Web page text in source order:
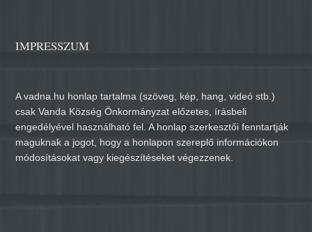
IMPRESSZUM
A vadna.hu honlap tartalma (szöveg, kép, hang, videó stb.)
csak Vanda Község Önkormányzat előzetes, írásbeli
engedélyével használható fel. A honlap szerkesztői fenntartják
maguknak a jogot, hogy a honlapon szereplő információkon
módosításokat vagy kiegészítéseket végezzenek.